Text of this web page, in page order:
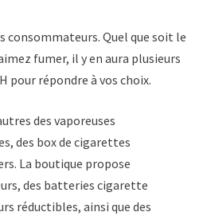
consommateurs. Quel que soit le
fumer, il y en aura plusieurs
pour répondre à vos choix.
des vaporeuses
des box de cigarettes
La boutique propose
des batteries cigarette
réductibles, ainsi que des